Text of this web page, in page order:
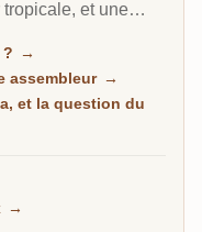
et une
la porte
vieilli, souple et
tirent vers le sucré.
? →
assembleur →
et la question du
→